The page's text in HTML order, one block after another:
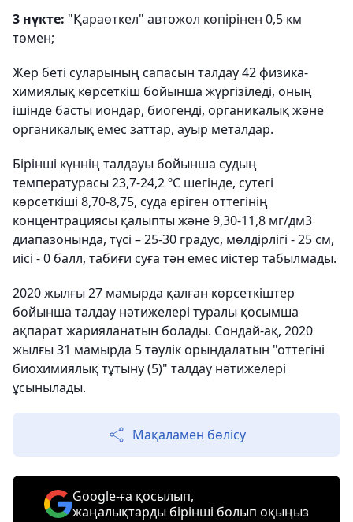
3 нүкте: "Қараөткел" автожол көпірінен 0,5 км
төмен;
Жер беті суларының сапасын талдау 42 физика-
химиялық көрсеткіш бойынша жүргізіледі, оның
ішінде басты иондар, биогенді, органикалық және
органикалық емес заттар, ауыр металдар.
Бірінші күннің талдауы бойынша судың
температурасы 23,7-24,2 ºC шегінде, сутегі
көрсеткіші 8,70-8,75, суда еріген оттегінің
концентрациясы қалыпты және 9,30-11,8 мг/дм3
диапазонында, түсі – 25-30 градус, мөлдірлігі - 25 см,
иісі - 0 балл, табиғи суға тән емес иістер табылмады.
2020 жылғы 27 мамырда қалған көрсеткіштер
бойынша талдау нәтижелері туралы қосымша
ақпарат жарияланатын болады. Сондай-ақ, 2020
жылғы 31 мамырда 5 тәулік орындалатын "оттегіні
биохимиялық тұтыну (5)" талдау нәтижелері
ұсынылады.
Мақаламен бөлісу
Google-ға қосылып,
жаңалықтарды бірінші болып оқыңыз